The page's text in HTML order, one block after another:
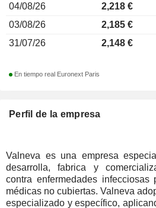
Perfil de la empresa
Valneva es una empresa
desarrolla, fabrica y
contra enfermedades infecciosas
médicas no cubiertas. Valneva
especializado y específico,
04/08/26
2,218 €
03/08/26
2,185 €
31/07/26
2,148 €
En tiempo real Euronext Paris